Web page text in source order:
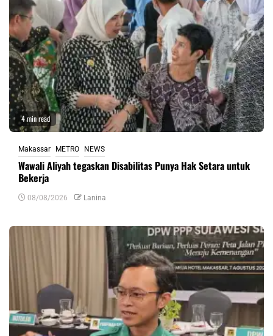
4 min read
Makassar METRO NEWS
Wawali Aliyah tegaskan Disabilitas Punya Hak Setara untuk
Bekerja
08/08/2026 Lanina